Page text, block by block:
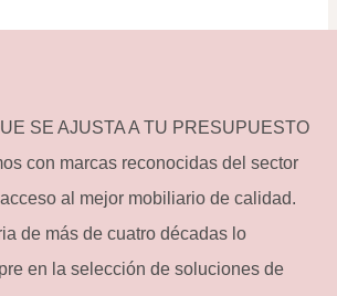
SE AJUSTA A TU PRESUPUESTO
con marcas reconocidas del sector
al mejor mobiliario de calidad.
de más de cuatro décadas lo
en la selección de soluciones de